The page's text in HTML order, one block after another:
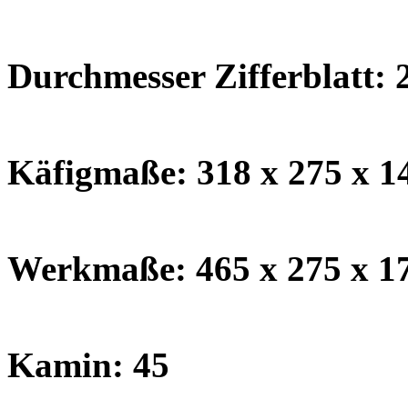
Durchmesser Zifferblatt:
Käfigmaße: 318 x 275 x
Werkmaße: 465 x 275 x
Kamin: 45